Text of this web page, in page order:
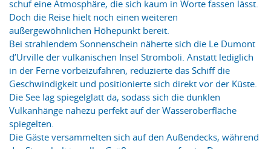
schuf eine Atmosphäre, die sich kaum in Worte fassen lässt.
Doch die Reise hielt noch einen weiteren
außergewöhnlichen Höhepunkt bereit.
Bei strahlendem Sonnenschein näherte sich die Le Dumont
d’Urville der vulkanischen Insel Stromboli. Anstatt lediglich
in der Ferne vorbeizufahren, reduzierte das Schiff die
Geschwindigkeit und positionierte sich direkt vor der Küste.
Die See lag spiegelglatt da, sodass sich die dunklen
Vulkanhänge nahezu perfekt auf der Wasseroberfläche
spiegelten.
Die Gäste versammelten sich auf den Außendecks, während